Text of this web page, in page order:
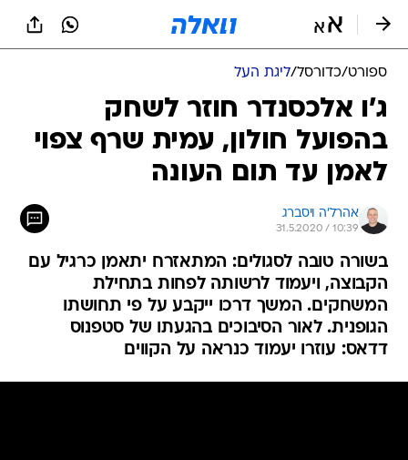
ספורט/כדורסל/ליגת העל
ג'ו אלכסנדר חוזר לשחק
בהפועל חולון, עמית שרף צפוי
לאמן עד תום העונה
אהרל'ה ויסברג
31.5.2020 / 10:39
בשורה טובה לסגולים: המתאזרח יתאמן כרגיל עם
הקבוצה, ויעמוד לרשותה לפחות בתחילת
המשחקים. המשך דרכו ייקבע על פי תחושתו
הגופנית. לאור הסיבוכים בהגעתו של סטפנוס
דדאס: עוזרו יעמוד כנראה על הקווים